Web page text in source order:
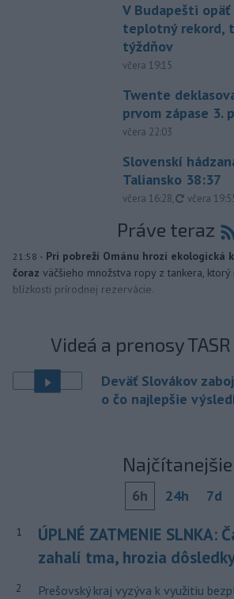
V Budapešti opäť
teplotný rekord,
týždňov
včera 19:15
Twente
prvom zápase 3.
včera 22:03
Slovenskí
Taliansko 38:37
včera 16:28, včera
Práve teraz
21:58 - Pri pobreží Ománu hrozí
čoraz väčšieho množstva ropy z tankera,
blízkosti prírodnej rezervácie.
Videá a prenosy TASR
Deväť Slovákov
o čo najlepšie
Najčítanejšie
6h 24h 7d
1
ÚPLNÉ ZATMENIE SLNKA:
zahalí tma, hrozia
2
Prešovský kraj vyzýva k využitiu